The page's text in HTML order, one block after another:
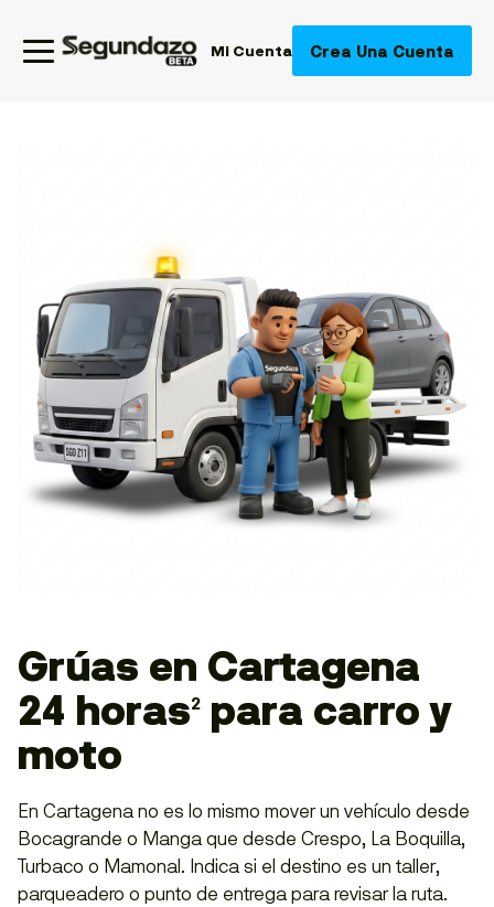
Mi Cuenta Crea Una Cuenta
Grúas en Cartagena
24 horas2 para carro y
moto
En Cartagena no es lo mismo mover un vehículo desde
Bocagrande o Manga que desde Crespo, La Boquilla,
Turbaco o Mamonal. Indica si el destino es un taller,
parqueadero o punto de entrega para revisar la ruta.